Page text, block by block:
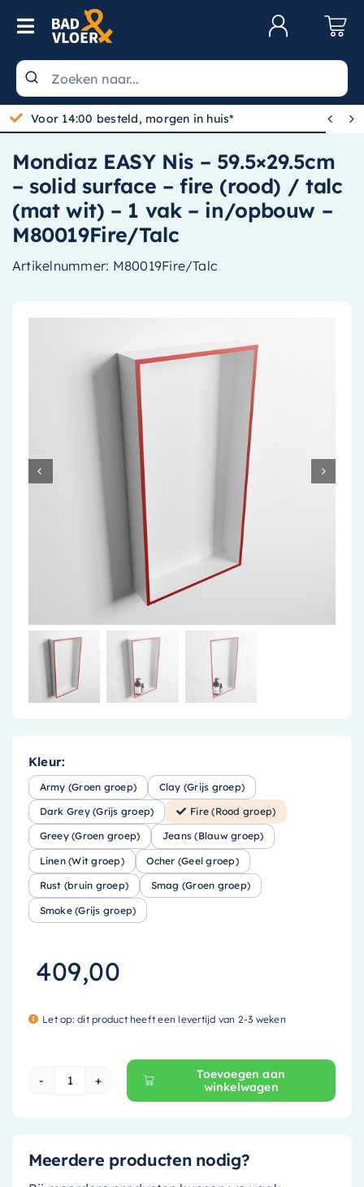
Skip to content
Toggle Navigation
Wastafels
Toiletten
Spiegels
Kranen
Douche
Badkamermeubels
Accessoires
Installatiemateriaal
Klimaatbeheersing
Voor 14:00 besteld, morgen in huis*  
Mondiaz EASY Nis – 59.5×29.5cm
– solid surface – fire (rood) / talc
(mat wit) – 1 vak – in/opbouw –
M80019Fire/Talc
Artikelnummer: M80019Fire/Talc
Kleur:
Army (Groen groep) Clay (Grijs groep)
Dark Grey (Grijs groep) Fire (Rood groep)
Greey (Groen groep) Jeans (Blauw groep)
Linen (Wit groep) Ocher (Geel groep)
Rust (bruin groep) Smag (Groen groep)
Smoke (Grijs groep)
409,00
Let op: dit product heeft een levertijd van 2-3 weken
Mondiaz EASY Nis - 59.5x29.5cm - solid
Toevoegen aan
winkelwagen
Meerdere producten nodig?